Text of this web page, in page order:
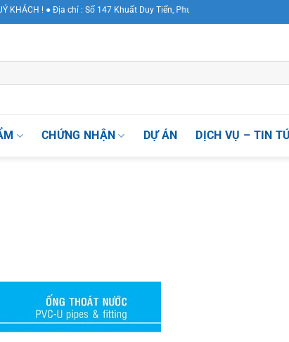
chỉ : Số 147 Khuất Duy Tiến, Phường Nhân Chính , Quận Thanh Xuân,
CHỨNG NHẬN DỰ ÁN DỊCH VỤ – TIN